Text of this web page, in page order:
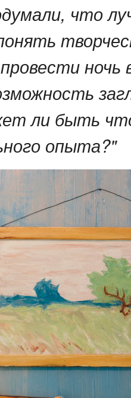
что
ночь
ли быть
опыта?"